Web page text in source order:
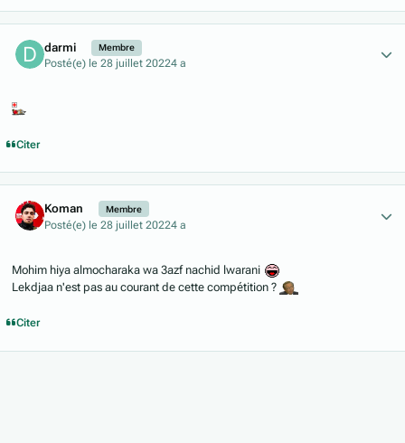
darmi Membre
Posté(e) le 28 juillet 20224 a
Citer
Koman Membre
Posté(e) le 28 juillet 20224 a
Mohim hiya almocharaka wa 3azf nachid lwarani
Lekdjaa n'est pas au courant de cette compétition ?
Citer